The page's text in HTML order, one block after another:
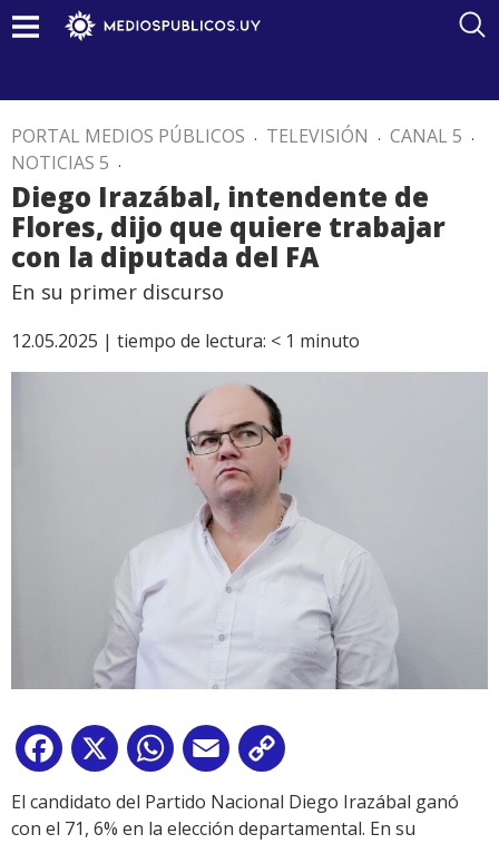
PORTAL MEDIOS PÚBLICOS . TELEVISIÓN . CANAL 5 .
NOTICIAS 5 .
Diego Irazábal, intendente de
Flores, dijo que quiere trabajar
con la diputada del FA
En su primer discurso
12.05.2025 | tiempo de lectura: < 1 minuto
Facebook
X WhatsApp
Email
Link
El candidato del Partido Nacional Diego Irazábal ganó
con el 71, 6% en la elección departamental. En su